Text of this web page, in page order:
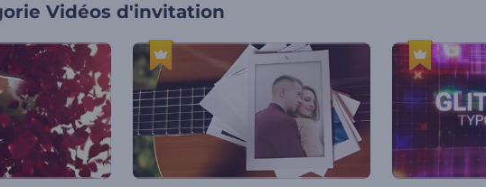
Vidéos d'invitation